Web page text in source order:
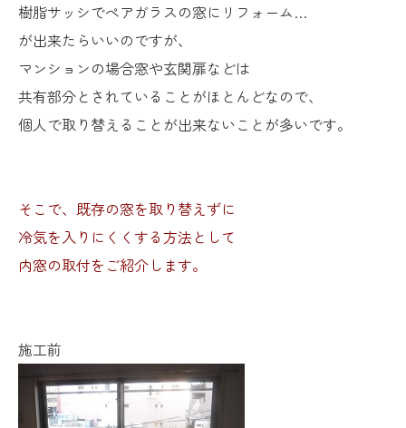
樹脂サッシでペアガラスの窓にリフォーム…
が出来たらいいのですが、
マンションの場合窓や玄関扉などは
共有部分とされていることがほとんどなので、
個人で取り替えることが出来ないことが多いです。
そこで、既存の窓を取り替えずに
冷気を入りにくくする方法として
内窓の取付をご紹介します。
施工前